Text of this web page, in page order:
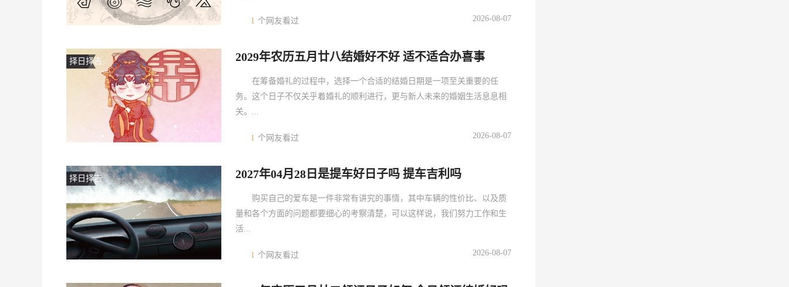
1 个网友看过 2026-08-07
择日择吉 2029年农历五月廿八结婚好不好 适不适合办喜事
在筹备婚礼的过程中，选择一个合适的结婚日期是一项至关重要的任
务。这个日子不仅关乎着婚礼的顺利进行，更与新人未来的婚姻生活息息相
关。...
1 个网友看过 2026-08-07
择日择吉 2027年04月28日是提车好日子吗 提车吉利吗
购买自己的爱车是一件非常有讲究的事情，其中车辆的性价比、以及质
量和各个方面的问题都要细心的考察清楚，可以这样说，我们努力工作和生
活...
1 个网友看过 2026-08-07